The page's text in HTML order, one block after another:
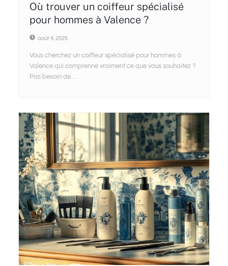
Où trouver un coiffeur spécialisé
pour hommes à Valence ?
août 4, 2025
Vous cherchez un coiffeur spécialisé pour hommes à
Valence qui comprenne vraiment ce que vous souhaitez ?
Pas besoin de...